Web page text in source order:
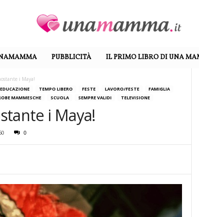
PUBBLICITÀ IL PRIMO LIBRO DI UNA
i Maya!
EDUCAZIONE TEMPO LIBERO FESTE LAVORO/FESTE
FAMIGLIA
MAMMESCHE SCUOLA SEMPRE VALIDI TELEVISIONE
i Maya!
0